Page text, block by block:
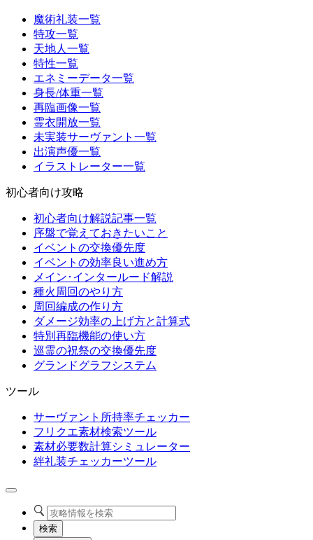
魔術礼装一覧
特攻一覧
天地人一覧
特性一覧
エネミーデータ一覧
身長/体重一覧
再臨画像一覧
霊衣開放一覧
未実装サーヴァント一覧
出演声優一覧
イラストレーター一覧
初心者向け攻略
初心者向け解説記事一覧
序盤で覚えておきたいこと
イベントの交換優先度
イベントの効率良い進め方
メイン･インタールード解説
種火周回のやり方
周回編成の作り方
ダメージ効率の上げ方と計算式
特別再臨機能の使い方
巡霊の祝祭の交換優先度
グランドグラフシステム
ツール
サーヴァント所持率チェッカー
フリクエ素材検索ツール
素材必要数計算シミュレーター
絆礼装チェッカーツール
検索